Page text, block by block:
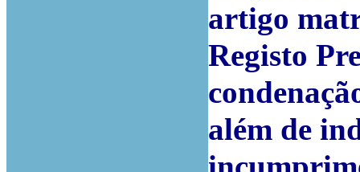
artigo
Registo
além de